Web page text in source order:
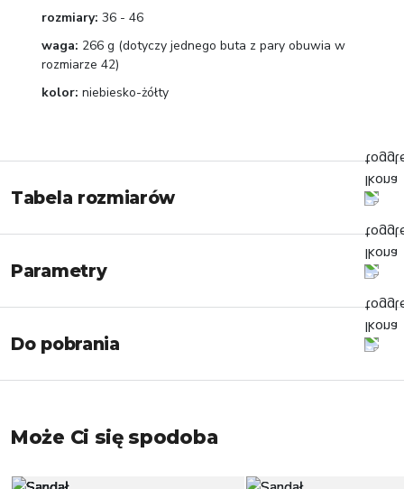
rozmiary: 36 - 46
waga: 266 g (dotyczy jednego buta z pary obuwia w
rozmiarze 42)
kolor: niebiesko-żółty
Tabela rozmiarów
Parametry
Do pobrania
Może Ci się spodoba